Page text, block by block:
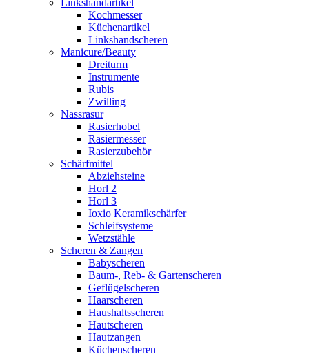
Linkshandartikel
Kochmesser
Küchenartikel
Linkshandscheren
Manicure/Beauty
Dreiturm
Instrumente
Rubis
Zwilling
Nassrasur
Rasierhobel
Rasiermesser
Rasierzubehör
Schärfmittel
Abziehsteine
Horl 2
Horl 3
Ioxio Keramikschärfer
Schleifsysteme
Wetzstähle
Scheren & Zangen
Babyscheren
Baum-, Reb- & Gartenscheren
Geflügelscheren
Haarscheren
Haushaltsscheren
Hautscheren
Hautzangen
Küchenscheren